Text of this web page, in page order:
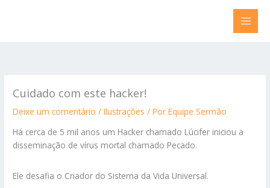
Cuidado com este hacker!
Deixe um comentário /Ilustrações / PorEquipe Sermão
Há cerca de 5 mil anos um Hacker chamado Lúcifer iniciou a
disseminação de vírus mortal chamado Pecado.
Ele desafia o Criador do Sistema da Vida Universal.